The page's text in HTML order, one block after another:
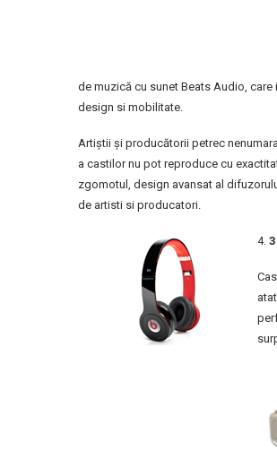
de muzică cu sunet Beats Audio,
design si mobilitate.
Artiştii şi producătorii petrec
a castilor nu pot reproduce cu
zgomotul, design avansat al
de artisti si producatori.
4.